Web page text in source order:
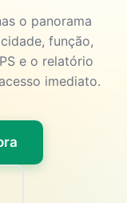
o panorama
função,
e o relatório
imediato.